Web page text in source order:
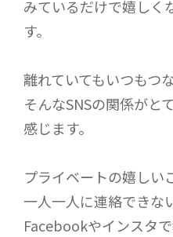
みているだけで嬉しく
す。
離れていてもいつもつ
そんなSNSの関係がと
感じます。
プライベートの嬉しい
一人一人に連絡できな
Facebookやインスタ